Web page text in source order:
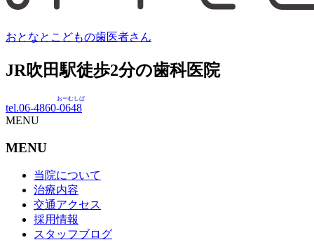
おとなとこどもの歯医者さん
JR吹田駅徒歩2分の歯科医院
tel.06-4860-0648
おーむしば
MENU
MENU
当院について
治療内容
交通アクセス
採用情報
スタッフブログ